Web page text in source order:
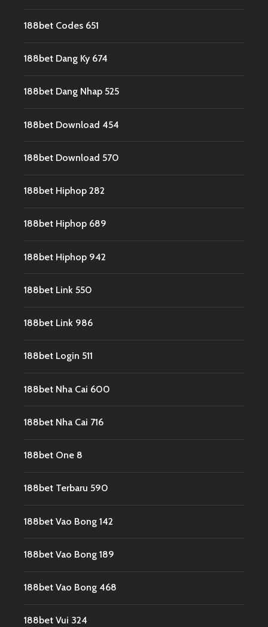
188bet Codes 651
188bet Dang Ky 674
188bet Dang Nhap 525
188bet Download 454
188bet Download 570
188bet Hiphop 282
188bet Hiphop 689
188bet Hiphop 942
188bet Link 550
188bet Link 986
188bet Login 511
188bet Nha Cai 600
188bet Nha Cai 716
188bet One 8
188bet Terbaru 590
188bet Vao Bong 142
188bet Vao Bong 189
188bet Vao Bong 468
188bet Vui 324